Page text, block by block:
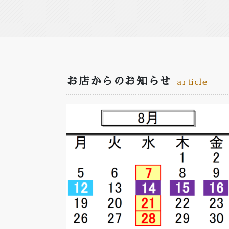
お店からのお知らせ article